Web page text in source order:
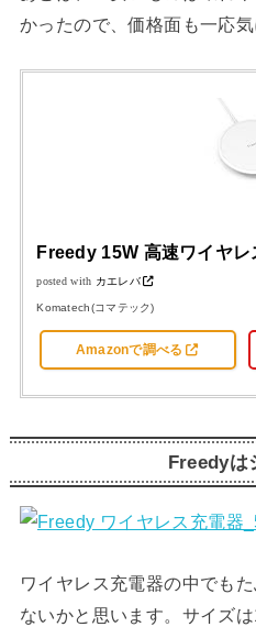
かったので、価格面も一応気
Freedy 15W 高速ワイヤレ
posted with カエレバ
Komatech(コマテック)
Amazonで調べる
Freedyは
ワイヤレス充電器の中でも
ないかと思います。サイズ